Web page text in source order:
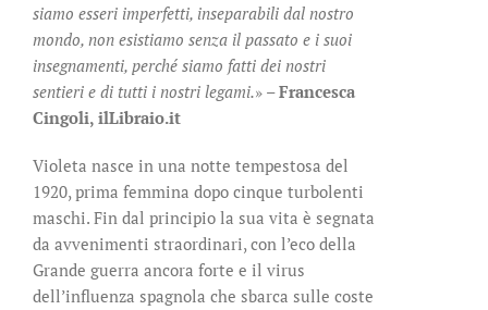
siamo esseri imperfetti, inseparabili dal nostro
mondo, non esistiamo senza il passato e i suoi
insegnamenti, perché siamo fatti dei nostri
sentieri e di tutti i nostri legami.» –Francesca
Cingoli, ilLibraio.it
Violeta nasce in una notte tempestosa del
1920, prima femmina dopo cinque turbolenti
maschi. Fin dal principio la sua vita è segnata
da avvenimenti straordinari, con l’eco della
Grande guerra ancora forte e il virus
dell’influenza spagnola che sbarca sulle coste